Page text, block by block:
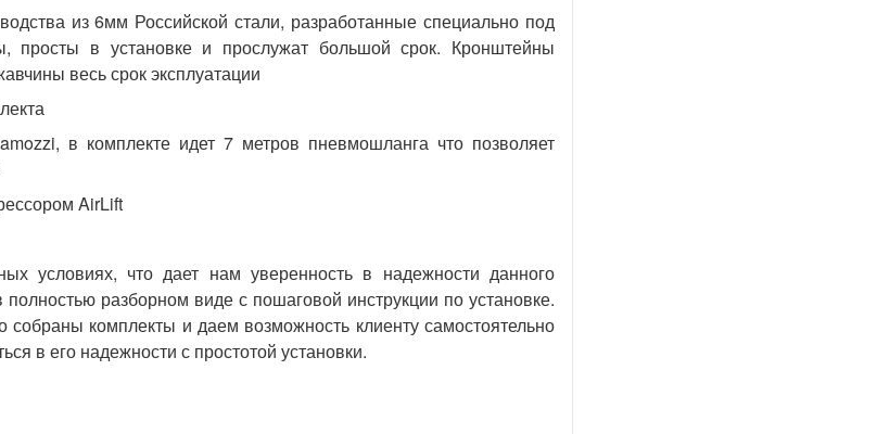
из 6мм Российской стали, разработанные специально под
в установке и прослужат большой срок. Кронштейны
весь срок эксплуатации
в комплекте идет 7 метров пневмошланга что позволяет
AirLift
условиях, что дает нам уверенность в надежности данного
разборном виде с пошаговой инструкции по установке.
комплекты и даем возможность клиенту самостоятельно
в его надежности с простотой установки.